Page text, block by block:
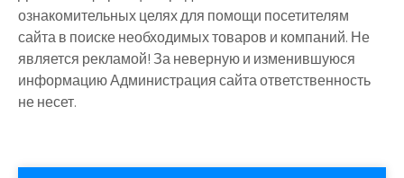
ознакомительных целях для помощи посетителям
сайта в поиске необходимых товаров и компаний. Не
является рекламой! За неверную и изменившуюся
информацию Администрация сайта ответственность
не несет.